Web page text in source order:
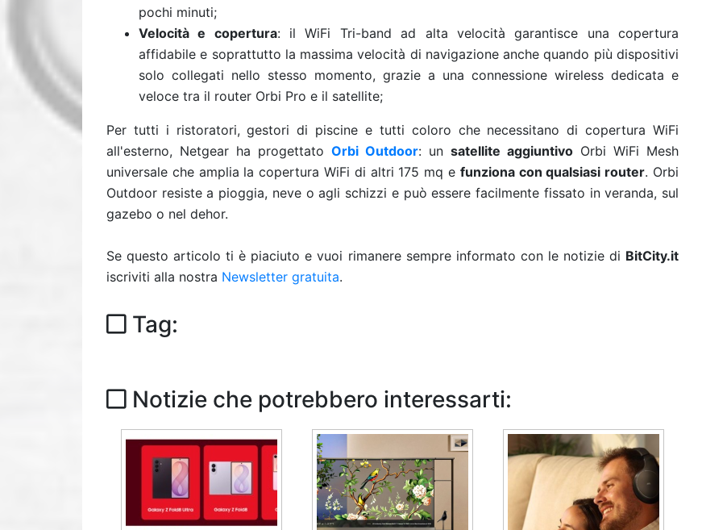
pochi minuti;
Velocità e copertura: il WiFi Tri-band ad alta velocità garantisce una copertura
affidabile e soprattutto la massima velocità di navigazione anche quando più dispositivi
solo collegati nello stesso momento, grazie a una connessione wireless dedicata e
veloce tra il router Orbi Pro e il satellite;
Per tutti i ristoratori, gestori di piscine e tutti coloro che necessitano di copertura WiFi
all'esterno, Netgear ha progettato Orbi Outdoor: un satellite aggiuntivo Orbi WiFi Mesh
universale che amplia la copertura WiFi di altri 175 mq e funziona con qualsiasi router. Orbi
Outdoor resiste a pioggia, neve o agli schizzi e può essere facilmente fissato in veranda, sul
gazebo o nel dehor.
Se questo articolo ti è piaciuto e vuoi rimanere sempre informato con le notizie di BitCity.it
iscriviti alla nostra Newsletter gratuita.
Tag:
Notizie che potrebbero interessarti: